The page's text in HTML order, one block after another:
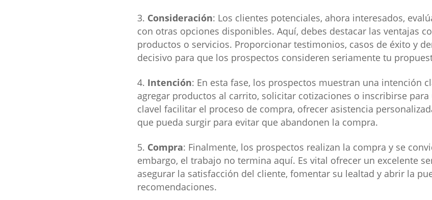
Consideración: Los clientes potenciales, ahora interesados,
con otras opciones disponibles. Aquí, debes destacar las ventajas
productos o servicios. Proporcionar testimonios, casos de éxito y
decisivo para que los prospectos consideren seriamente tu
Intención: En esta fase, los prospectos muestran una intención
agregar productos al carrito, solicitar cotizaciones o inscribirse para
clavel facilitar el proceso de compra, ofrecer asistencia
que pueda surgir para evitar que abandonen la compra.
Compra: Finalmente, los prospectos realizan la compra y se
embargo, el trabajo no termina aquí. Es vital ofrecer un excelente
asegurar la satisfacción del cliente, fomentar su lealtad y abrir la
recomendaciones.